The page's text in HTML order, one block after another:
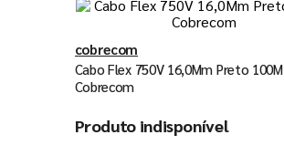
cobrecom
Cabo Flex 750V 16,0Mm Preto 100M
Cobrecom
Produto indisponível